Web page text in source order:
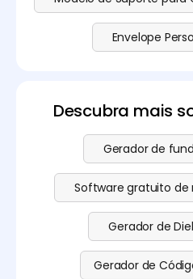
Envelope
Descubra mais
Gerador de
Software gratuito de
Gerador de
Gerador de